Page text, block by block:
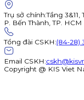
Trụ sở chính:Tầng
P. Bến Thành, TP. HCM
Tổng đài CSKH:(84-28)
Email CSKH:
Copyright @ KIS Viet